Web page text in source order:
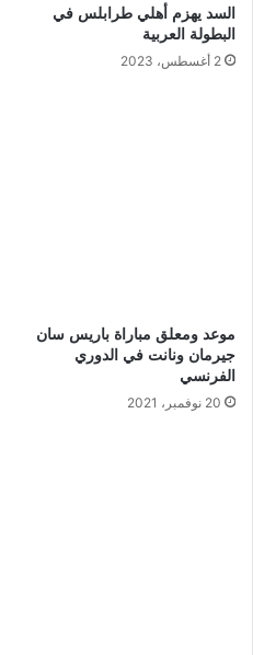
السد يهزم أهلي طرابلس في
البطولة العربية
2 أغسطس، 2023
موعد ومعلق مباراة باريس سان
جيرمان ونانت في الدوري
الفرنسي
20 نوفمبر، 2021